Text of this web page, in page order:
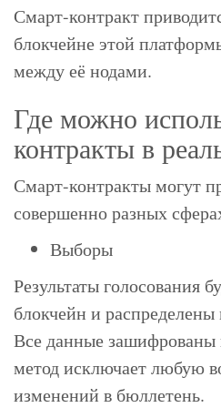
Смарт-контракт
блокчейне этой
между её нодами.
Где можно
контракты в
Смарт-контракты могут
совершенно разных
Выборы
Результаты голосования
блокчейн и
Все данные
метод исключает любую
изменений в бюллетень.